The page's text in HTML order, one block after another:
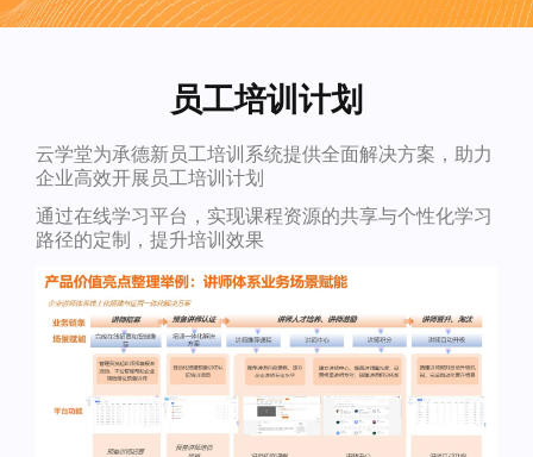
员工培训计划
云学堂为承德新员工培训系统提供全面解决方案，助力
企业高效开展员工培训计划
通过在线学习平台，实现课程资源的共享与个性化学习
路径的定制，提升培训效果